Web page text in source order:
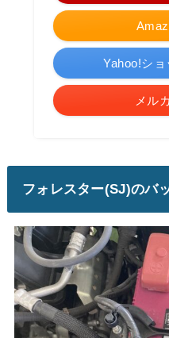
Yahoo!シ
メル
フォレスター(SJ)のバ